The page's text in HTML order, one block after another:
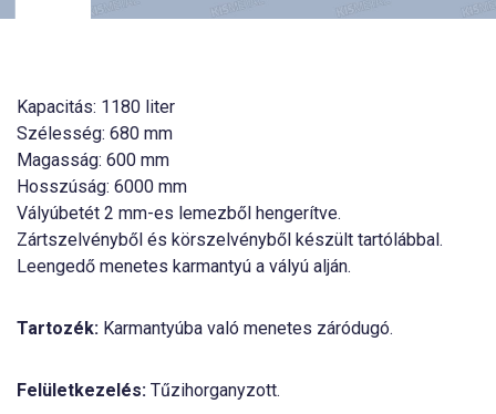
Kapacitás: 1180 liter
Szélesség: 680 mm
Magasság: 600 mm
Hosszúság: 6000 mm
Vályúbetét 2 mm-es lemezből hengerítve.
Zártszelvényből és körszelvényből készült tartólábbal.
Leengedő menetes karmantyú a vályú alján.
Tartozék: Karmantyúba való menetes záródugó.
Felületkezelés: Tűzihorganyzott.